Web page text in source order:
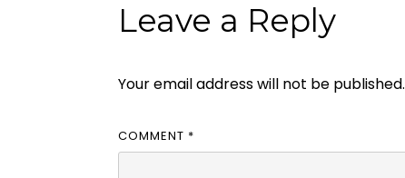
Leave a Reply
Your email address will not be published.
COMMENT *